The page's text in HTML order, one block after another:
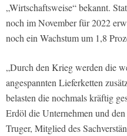
„Wirtschaftsweise“ bekannt.
noch im November für 2022
noch ein Wachstum um 1,8
„Durch den Krieg werden die
angespannten Lieferketten
belasten die nochmals kräftig
Erdöl die Unternehmen und
Truger, Mitglied des